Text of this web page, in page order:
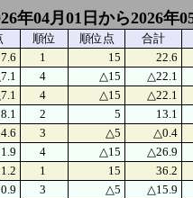
年04月01日から2026年
順位 順位点
合計
7.6 1 15
22.6
4 △15
△22.1
4 △15
△22.1
8.1 2 5
13.1
4.6 3 △5
△0.4
4 △15
△26.9
1 15
36.2
3 △5
△15.9